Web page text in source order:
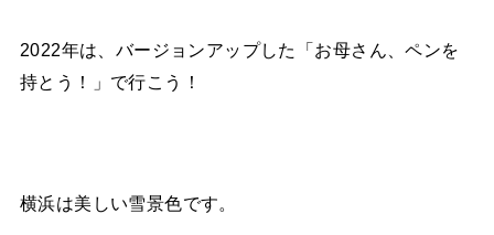
2022年は、バージョンアップした「お母さん、ペンを
持とう！」で行こう！
横浜は美しい雪景色です。